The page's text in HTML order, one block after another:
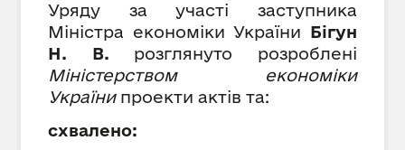
Уряду за участі заступника
Міністра економіки України Бігун
Н. В.
розглянуто розроблені
Міністерством економіки
Українипроекти актів та:
схвалено: